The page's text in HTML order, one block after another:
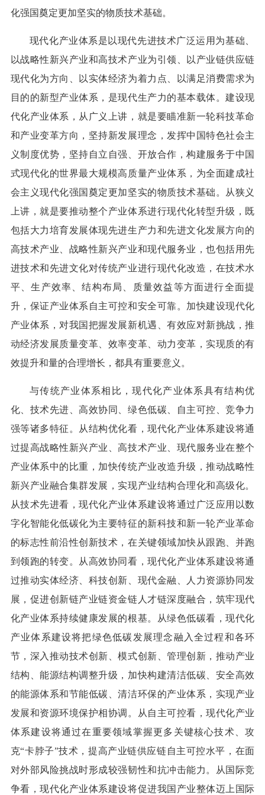
化强国奠定更加坚实的物质技术基础。
现代化产业体系是以现代先进技术广泛运用为基础、
以战略性新兴产业和高技术产业为引领、以产业链供应链
现代化为方向、以实体经济为着力点、以满足消费需求为
目的的新型产业体系，是现代生产力的基本载体。建设现
代化产业体系，从广义上讲，就是要瞄准新一轮科技革命
和产业变革方向，坚持新发展理念，发挥中国特色社会主
义制度优势，坚持自立自强、开放合作，构建服务于中国
式现代化的世界最大规模高质量产业体系，为全面建成社
会主义现代化强国奠定更加坚实的物质技术基础。从狭义
上讲，就是要推动整个产业体系进行现代化转型升级，既
包括大力培育发展体现先进生产力和先进文化发展方向的
高技术产业、战略性新兴产业和现代服务业，也包括用先
进技术和先进文化对传统产业进行现代化改造，在技术水
平、生产效率、结构布局、质量效益等方面进行全面提
升，保证产业体系自主可控和安全可靠。加快建设现代化
产业体系，对我国把握发展新机遇、有效应对新挑战，推
动经济发展质量变革、效率变革、动力变革，实现质的有
效提升和量的合理增长，都具有重要意义。
与传统产业体系相比，现代化产业体系具有结构优
化、技术先进、高效协同、绿色低碳、自主可控、竞争力
强等诸多特征。从结构优化看，现代化产业体系建设将通
过提高战略性新兴产业、高技术产业、现代服务业在整个
产业体系中的比重，加快传统产业改造升级，推动战略性
新兴产业融合集群发展，实现产业结构合理化和高级化。
从技术先进看，现代化产业体系建设将通过广泛应用以数
字化智能化低碳化为主要特征的新科技和新一轮产业革命
的标志性前沿性创新技术，在关键领域加快从跟跑、并跑
到领跑的转变。从高效协同看，现代化产业体系建设将通
过推动实体经济、科技创新、现代金融、人力资源协同发
展，促进创新链产业链资金链人才链深度融合，筑牢现代
化产业体系持续健康发展的根基。从绿色低碳看，现代化
产业体系建设将把绿色低碳发展理念融入全过程和各环
节，深入推动技术创新、模式创新、管理创新，推动产业
结构、能源结构调整升级，加快构建清洁低碳、安全高效
的能源体系和节能低碳、清洁环保的产业体系，实现产业
发展和资源环境保护相协调。从自主可控看，现代化产业
体系建设将通过在重要领域掌握更多关键核心技术、攻
克“卡脖子”技术，提高产业链供应链自主可控水平，在面
对外部风险挑战时形成较强韧性和抗冲击能力。从国际竞
争看，现代化产业体系建设将促进我国产业整体迈上国际